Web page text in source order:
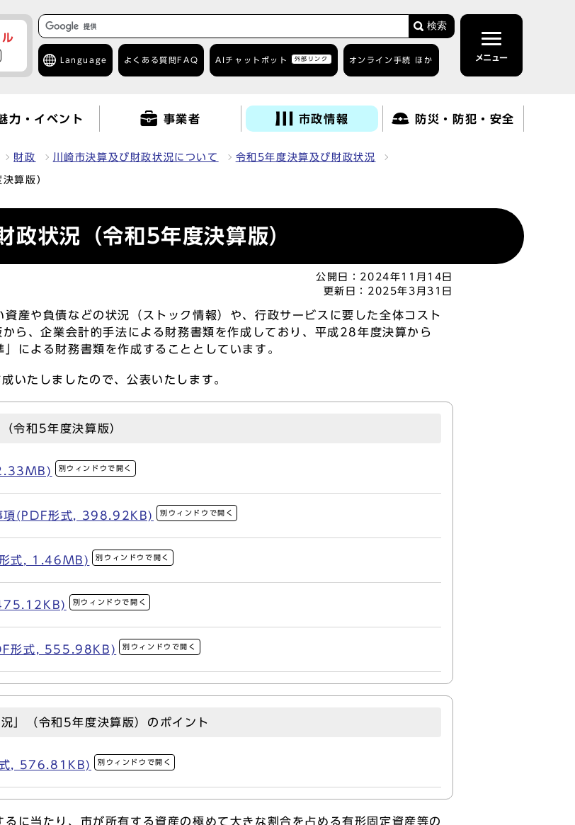
検索
Language よくある質問 FAQ AIチャットボット 外部リンク オンライン手続 ほか メニュー
力・イベント 事業者 市政情報 防災・防犯・安全
財政 川崎市決算及び財政状況について 令和5年度決算及び財政状況
算版）
政状況（令和5年度決算版）
公開日： 2024年11月14日
更新日： 2025年3月31日
産や負債などの状況（ストック情報）や、行政サービスに要した全体コスト
ら、企業会計的手法による財務書類を作成しており、平成28年度決算から
による財務書類を作成することとしています。
いたしましたので、公表いたします。
令和5年度決算版）
別ウィンドウで開く
項(PDF形式, 398.92KB) 別ウィンドウで開く
式, 1.46MB) 別ウィンドウで開く
別ウィンドウで開く
形式, 555.98KB) 別ウィンドウで開く
」（令和5年度決算版）のポイント
, 576.81KB) 別ウィンドウで開く
に当たり、市が所有する資産の極めて大きな割合を占める有形固定資産等の